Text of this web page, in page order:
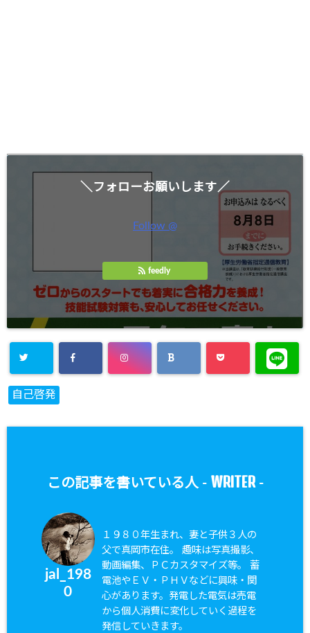
＼フォローお願いします／
Follow @
feedly
自己啓発
この記事を書いている人 - WRITER-
jal_198
0
１９８０年生まれ、妻と子供３人の
父で真岡市在住。 趣味は写真撮影、
動画編集、ＰＣカスタマイズ等。 蓄
電池やＥＶ・ＰＨＶなどに興味・関
心があります。発電した電気は売電
から個人消費に変化していく過程を
発信していきます。